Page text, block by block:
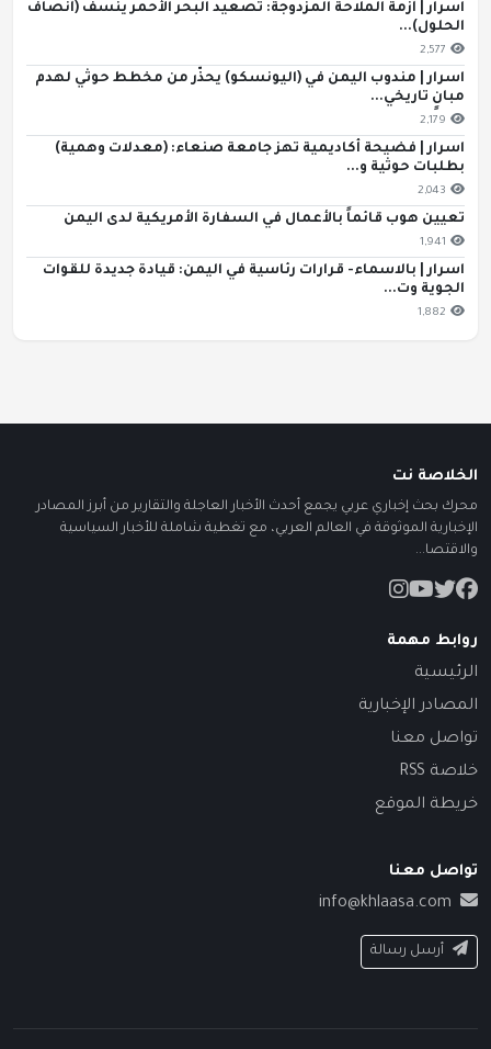
اسرار | أزمة الملاحة المزدوجة: تصعيد البحر الأحمر ينسف (أنصاف
الحلول)...
2,577
اسرار | مندوب اليمن في (اليونسكو) يحذّر من مخطط حوثي لهدم
مبانٍ تاريخي...
2,179
اسرار | فضيحة أكاديمية تهز جامعة صنعاء: (معدلات وهمية)
بطلبات حوثية و...
2,043
تعيين هوب قائماً بالأعمال في السفارة الأمريكية لدى اليمن
1,941
اسرار | بالاسماء- قرارات رئاسية في اليمن: قيادة جديدة للقوات
الجوية وت...
1,882
الخلاصة نت
محرك بحث إخباري عربي يجمع أحدث الأخبار العاجلة والتقارير من أبرز المصادر
الإخبارية الموثوقة في العالم العربي، مع تغطية شاملة للأخبار السياسية
والاقتصا...
روابط مهمة
الرئيسية
المصادر الإخبارية
تواصل معنا
خلاصة RSS
خريطة الموقع
تواصل معنا
info@khlaasa.com
أرسل رسالة